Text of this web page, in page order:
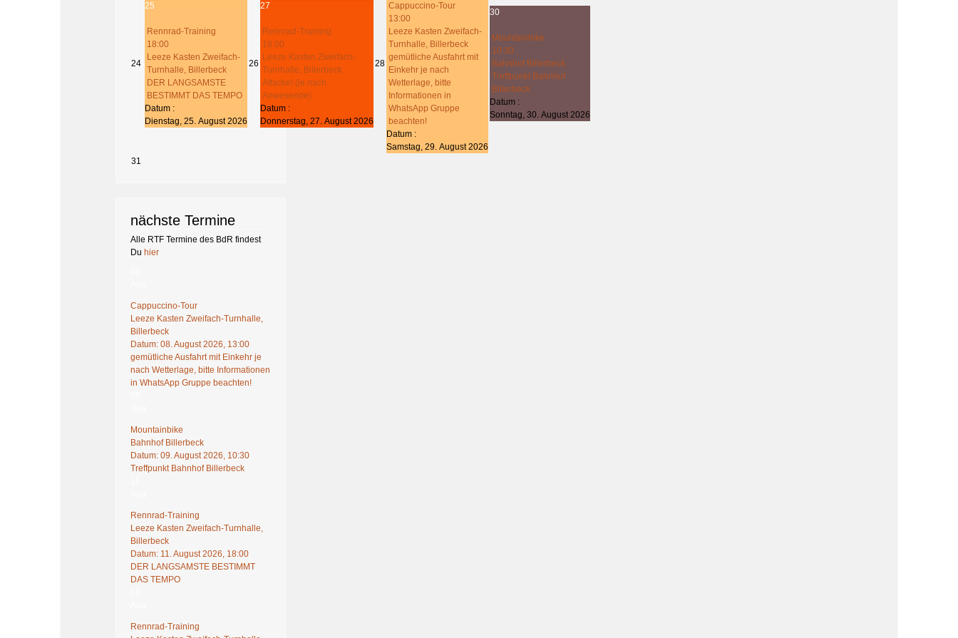
24
25
Rennrad-Training
18:00
Leeze Kasten Zweifach-
Turnhalle, Billerbeck
DER LANGSAMSTE
BESTIMMT DAS TEMPO
Datum :
Dienstag, 25. August 2026
26
27
Rennrad-Training
18:00
Leeze Kasten Zweifach-
Turnhalle, Billerbeck
Attacke! (je nach
Anwesende)
Datum :
Donnerstag, 27. August 2026
28
Cappuccino-Tour
13:00
Leeze Kasten Zweifach-
Turnhalle, Billerbeck
gemütliche Ausfahrt mit
Einkehr je nach
Wetterlage, bitte
Informationen in
WhatsApp Gruppe
beachten!
Datum :
Samstag, 29. August 2026
30
Mountainbike
10:30
Bahnhof Billerbeck
Treffpunkt Bahnhof
Billerbeck
Datum :
Sonntag, 30. August 2026
31
nächste Termine
Alle RTF Termine des BdR findest
Du hier
Cappuccino-Tour
Leeze Kasten Zweifach-Turnhalle,
Billerbeck
Datum:08. August 2026, 13:00
gemütliche Ausfahrt mit Einkehr je
nach Wetterlage, bitte Informationen
in WhatsApp Gruppe beachten!
Mountainbike
Bahnhof Billerbeck
Datum:09. August 2026, 10:30
Treffpunkt Bahnhof Billerbeck
Rennrad-Training
Leeze Kasten Zweifach-Turnhalle,
Billerbeck
Datum:11. August 2026, 18:00
DER LANGSAMSTE BESTIMMT
DAS TEMPO
Rennrad-Training